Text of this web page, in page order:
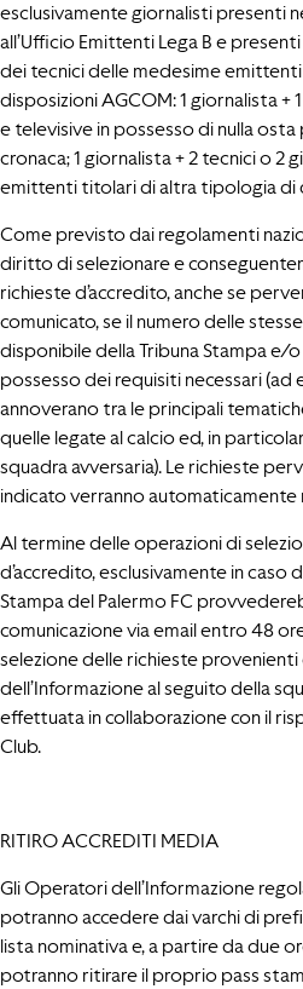
esclusivamente giornalisti presenti
all’Ufficio Emittenti Lega B e presenti
dei tecnici delle medesime
disposizioni AGCOM: 1 giornalista
e televisive in possesso di nulla
cronaca; 1 giornalista + 2 tecnici o 2
emittenti titolari di altra tipologia di
Come previsto dai regolamenti
diritto di selezionare e
richieste d’accredito, anche se
comunicato, se il numero delle
disponibile della Tribuna Stampa e/
possesso dei requisiti necessari (ad
annoverano tra le principali
quelle legate al calcio ed, in
squadra avversaria). Le richieste
indicato verranno automaticamente
Al termine delle operazioni di
d’accredito, esclusivamente in caso
Stampa del Palermo FC
comunicazione via email entro 48
selezione delle richieste
dell’Informazione al seguito della
effettuata in collaborazione con il
Club.
RITIRO ACCREDITI MEDIA
Gli Operatori dell’Informazione
potranno accedere dai varchi di
lista nominativa e, a partire da due
potranno ritirare il proprio pass